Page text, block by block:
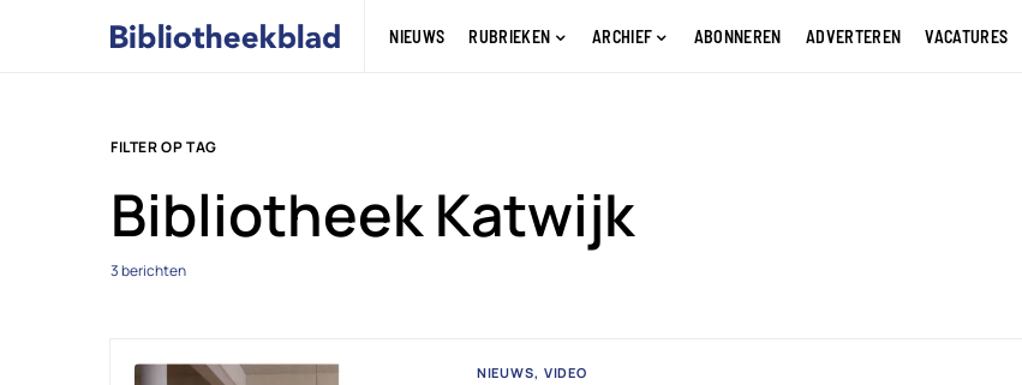
NIEUWS RUBRIEKEN ARCHIEF ABONNEREN ADVERTEREN VACATURES
FILTER OP TAG
Bibliotheek Katwijk
3 berichten
NIEUWS VIDEO